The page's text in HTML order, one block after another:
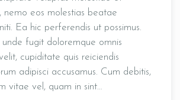
nemo eos molestias beatae
Ea hic perferendis ut possimus.
fugit doloremque omnis
cupiditate quis reiciendis
adipisci accusamus. Cum debitis,
vitae vel, quam in sint…